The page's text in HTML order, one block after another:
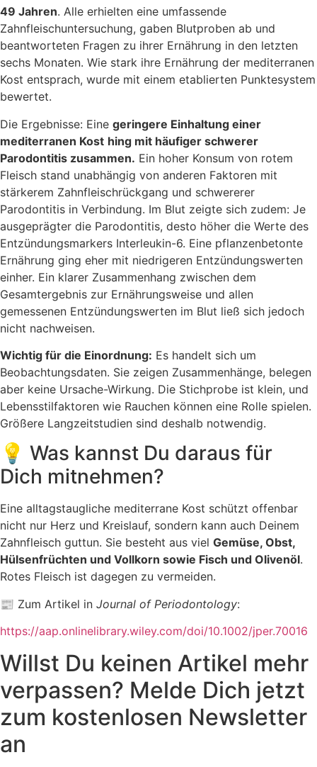
49 Jahren. Alle erhielten eine umfassende
Zahnfleischuntersuchung, gaben Blutproben ab und
beantworteten Fragen zu ihrer Ernährung in den letzten
sechs Monaten. Wie stark ihre Ernährung der mediterranen
Kost entsprach, wurde mit einem etablierten Punktesystem
bewertet.
Die Ergebnisse: Eine geringere Einhaltung einer
mediterranen Kost hing mit häufiger schwerer
Parodontitis zusammen. Ein hoher Konsum von rotem
Fleisch stand unabhängig von anderen Faktoren mit
stärkerem Zahnfleischrückgang und schwererer
Parodontitis in Verbindung. Im Blut zeigte sich zudem: Je
ausgeprägter die Parodontitis, desto höher die Werte des
Entzündungsmarkers Interleukin-6. Eine pflanzenbetonte
Ernährung ging eher mit niedrigeren Entzündungswerten
einher. Ein klarer Zusammenhang zwischen dem
Gesamtergebnis zur Ernährungsweise und allen
gemessenen Entzündungswerten im Blut ließ sich jedoch
nicht nachweisen.
Wichtig für die Einordnung: Es handelt sich um
Beobachtungsdaten. Sie zeigen Zusammenhänge, belegen
aber keine Ursache-Wirkung. Die Stichprobe ist klein, und
Lebensstilfaktoren wie Rauchen können eine Rolle spielen.
Größere Langzeitstudien sind deshalb notwendig.
💡 Was kannst Du daraus für
Dich mitnehmen?
Eine alltagstaugliche mediterrane Kost schützt offenbar
nicht nur Herz und Kreislauf, sondern kann auch Deinem
Zahnfleisch guttun. Sie besteht aus viel Gemüse, Obst,
Hülsenfrüchten und Vollkorn sowie Fisch und Olivenöl.
Rotes Fleisch ist dagegen zu vermeiden.
📰 Zum Artikel in Journal of Periodontology:
https://aap.onlinelibrary.wiley.com/doi/10.1002/jper.70016
Willst Du keinen Artikel mehr
verpassen? Melde Dich jetzt
zum kostenlosen Newsletter
an